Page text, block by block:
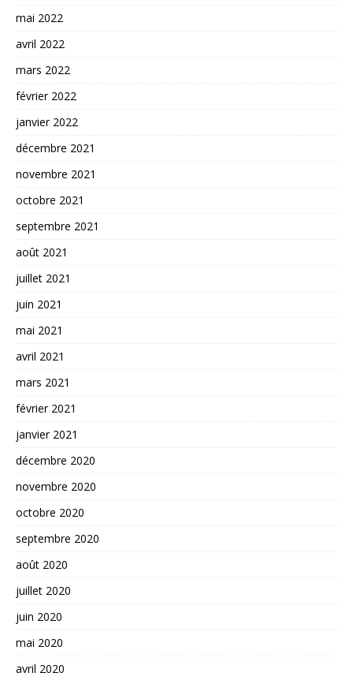
mai 2022
avril 2022
mars 2022
février 2022
janvier 2022
décembre 2021
novembre 2021
octobre 2021
septembre 2021
août 2021
juillet 2021
juin 2021
mai 2021
avril 2021
mars 2021
février 2021
janvier 2021
décembre 2020
novembre 2020
octobre 2020
septembre 2020
août 2020
juillet 2020
juin 2020
mai 2020
avril 2020